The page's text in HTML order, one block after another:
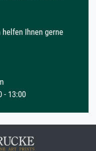
helfen Ihnen gerne
- 13:00